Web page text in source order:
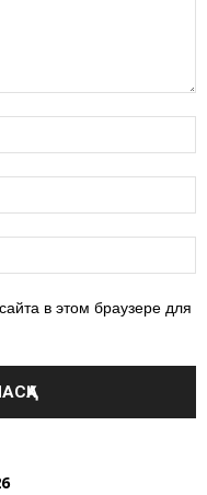
в этом браузере для